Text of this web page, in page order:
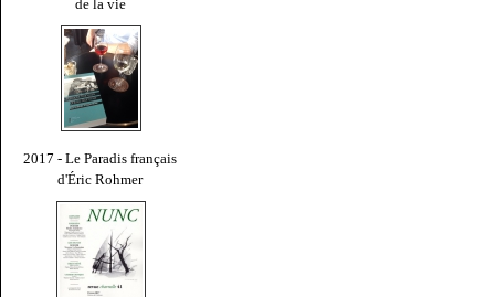
de la vie
2017 - Le Paradis français
d'Éric Rohmer